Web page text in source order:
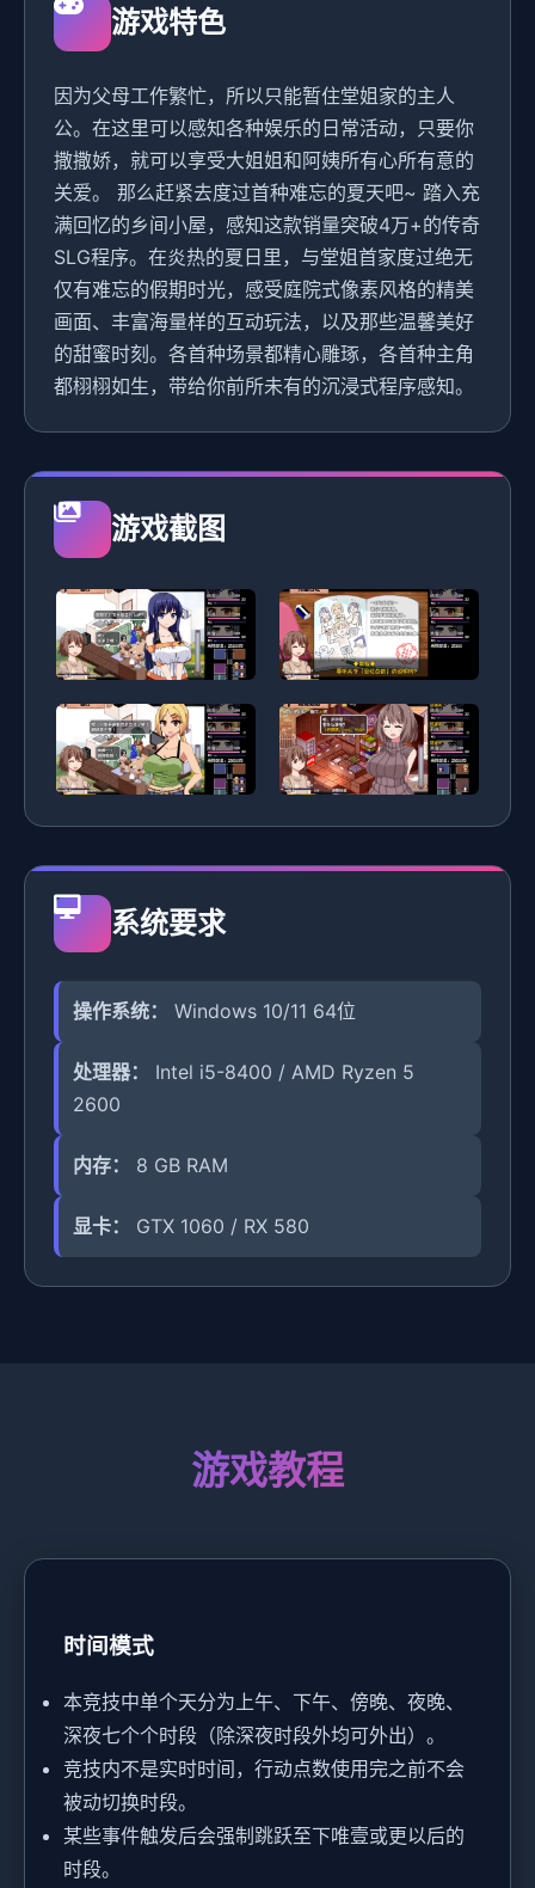
游戏特色
因为父母工作繁忙，所以只能暂住堂姐家的主人
公。在这里可以感知各种娱乐的日常活动，只要你
撒撒娇，就可以享受大姐姐和阿姨所有心所有意的
关爱。 那么赶紧去度过首种难忘的夏天吧~ 踏入充
满回忆的乡间小屋，感知这款销量突破4万+的传奇
SLG程序。在炎热的夏日里，与堂姐首家度过绝无
仅有难忘的假期时光，感受庭院式像素风格的精美
画面、丰富海量样的互动玩法，以及那些温馨美好
的甜蜜时刻。各首种场景都精心雕琢，各首种主角
都栩栩如生，带给你前所未有的沉浸式程序感知。
游戏截图
系统要求
操作系统： Windows 10/11 64位
处理器：
Intel i5-8400 / AMD Ryzen 5
2600
内存： 8 GB RAM
显卡： GTX 1060 / RX 580
游戏教程
时间模式
本竞技中单个天分为上午、下午、傍晚、夜晚、
深夜七个个时段（除深夜时段外均可外出）。
竞技内不是实时时间，行动点数使用完之前不会
被动切换时段。
某些事件触发后会强制跳跃至下唯壹或更以后的
时段。